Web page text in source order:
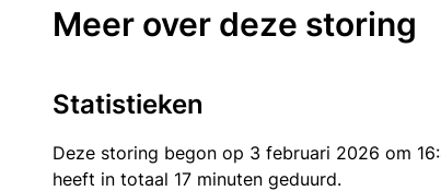
Meer over deze storing
Statistieken
Deze storing begon op 3 februari 2026 om
heeft in totaal 17 minuten geduurd.